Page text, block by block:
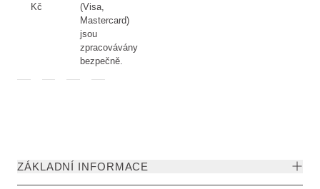
Kč
(Visa,
Mastercard)
jsou
zpracovávány
bezpečně.
ZÁKLADNÍ INFORMACE